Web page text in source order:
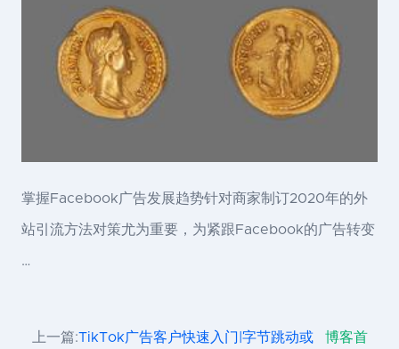
掌握Facebook广告发展趋势针对商家制订2020年的外
站引流方法对策尤为重要，为紧跟Facebook的广告转变
…
上一篇:TikTok广告客户快速入门|字节跳动或
博客首